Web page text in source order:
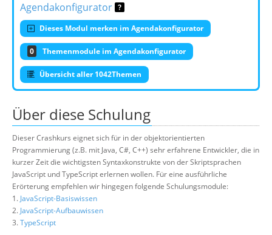
Agendakonfigurator
Dieses Modul merken im Agendakonfigurator
0 Themenmodule im Agendakonfigurator
Übersicht aller 1042Themen
Über diese Schulung
Dieser Crashkurs eignet sich für in der objektorientierten
Programmierung (z.B. mit Java, C#, C++) sehr erfahrene Entwickler, die in
kurzer Zeit die wichtigsten Syntaxkonstrukte von der Skriptsprachen
JavaScript und TypeScript erlernen wollen. Für eine ausführliche
Erörterung empfehlen wir hingegen folgende Schulungsmodule:
1. JavaScript-Basiswissen
2. JavaScript-Aufbauwissen
3.TypeScript